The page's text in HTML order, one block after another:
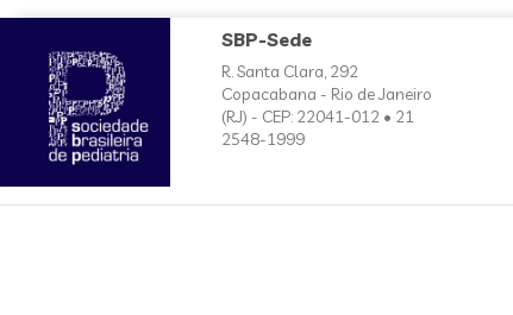
SBP-Sede
R. Santa Clara, 292
Copacabana - Rio de Janeiro
(RJ) - CEP: 22041-012 • 21
2548-1999